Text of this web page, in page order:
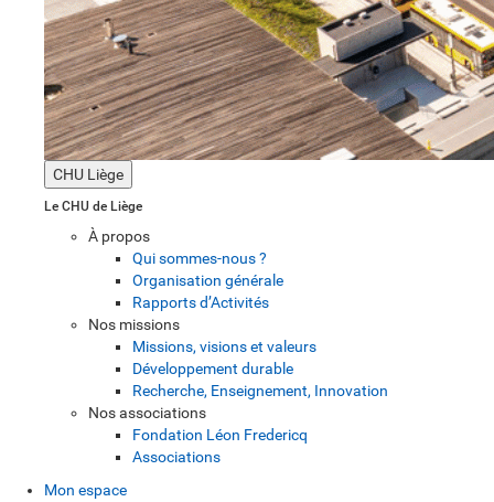
CHU Liège
Le CHU de Liège
À propos
Qui sommes-nous ?
Organisation générale
Rapports d’Activités
Nos missions
Missions, visions et valeurs
Développement durable
Recherche, Enseignement, Innovation
Nos associations
Fondation Léon Fredericq
Associations
Mon espace